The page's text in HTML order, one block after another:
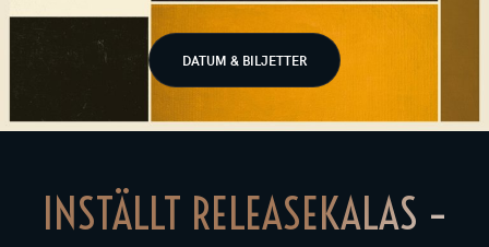
DATUM & BILJETTER
INSTÄLLT RELEASEKALAS –